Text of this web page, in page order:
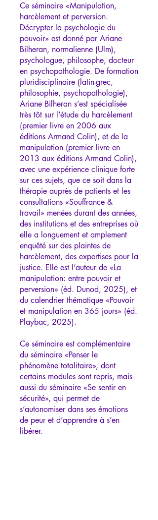
Ce séminaire «Manipulation,
harcèlement et perversion.
Décrypter la psychologie du
pouvoir» est donné par Ariane
Bilheran, normalienne (Ulm),
psychologue, philosophe, docteur
en psychopathologie. De formation
pluridisciplinaire (latin-grec,
philosophie, psychopathologie),
Ariane Bilheran s’est spécialisée
très tôt sur l’étude du harcèlement
(premier livre en 2006 aux
éditions Armand Colin), et de la
manipulation (premier livre en
2013 aux éditions Armand Colin),
avec une expérience clinique forte
sur ces sujets, que ce soit dans la
thérapie auprès de patients et les
consultations «Souffrance &
travail» menées durant des années,
des institutions et des entreprises où
elle a longuement et amplement
enquêté sur des plaintes de
harcèlement, des expertises pour la
justice. Elle est l’auteur de «La
manipulation: entre pouvoir et
perversion» (éd. Dunod, 2025), et
du calendrier thématique «Pouvoir
et manipulation en 365 jours» (éd.
Playbac, 2025).
Ce séminaire est complémentaire
du séminaire «Penser le
phénomène totalitaire», dont
certains modules sont repris, mais
aussi du séminaire «Se sentir en
sécurité», qui permet de
s’autonomiser dans ses émotions
de peur et d’apprendre à s’en
libérer.